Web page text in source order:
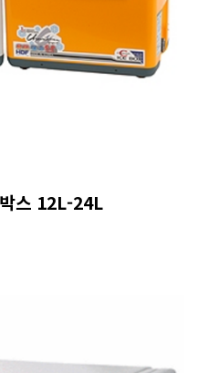
스 12L-24L